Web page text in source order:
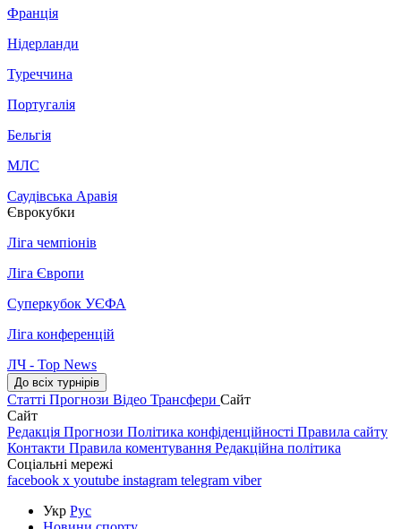
Франція
Нідерланди
Туреччина
Португалія
Бельгія
МЛС
Саудівська Аравія
Єврокубки
Ліга чемпіонів
Ліга Європи
Суперкубок УЄФА
Ліга конференцій
ЛЧ - Top News
До всіх турнірів
Статті Прогнози Відео Трансфери Сайт
Сайт
Редакція Прогнози Політика конфіденційності Правила сайту
Контакти Правила коментування Редакційна політика
Соціальні мережі
facebook x youtube instagram telegram viber
Укр Рус